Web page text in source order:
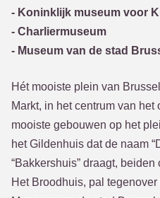
- Koninklijk museum voor
- Charliermuseum
- Museum van de stad
Hét mooiste plein van
Markt, in het centrum van
mooiste gebouwen op het
het Gildenhuis dat de naam
“Bakkershuis” draagt,
Het Broodhuis, pal